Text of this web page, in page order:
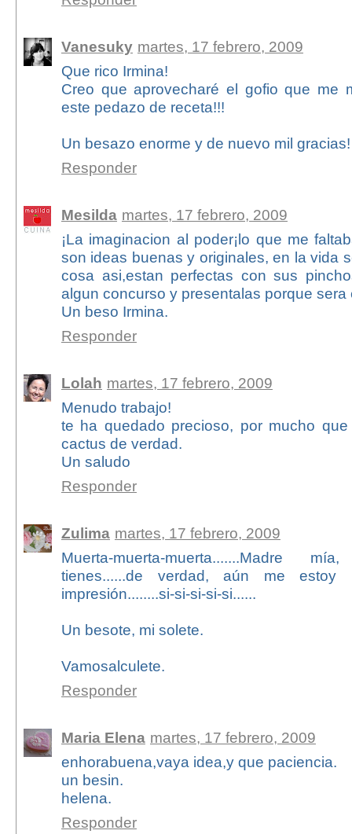
Vanesuky martes, 17 febrero, 2009
Que rico Irmina!
Creo que aprovecharé el gofio que me
este pedazo de receta!!!
Un besazo enorme y de nuevo mil gracias!
Responder
Mesilda martes, 17 febrero, 2009
¡La imaginacion al poder¡lo que me
son ideas buenas y originales, en la vida
cosa asi,estan perfectas con sus
algun concurso y presentalas porque sera
Un beso Irmina.
Responder
Lolah martes, 17 febrero, 2009
Menudo trabajo!
te ha quedado precioso, por mucho
cactus de verdad.
Un saludo
Responder
Zulima martes, 17 febrero, 2009
Muerta-muerta-muerta.......Madre
tienes......de verdad, aún me estoy
impresión........si-si-si-si-si......
Un besote, mi solete.
Vamosalculete.
Responder
Maria Elena martes, 17 febrero, 2009
enhorabuena,vaya idea,y que paciencia.
un besin.
helena.
Responder